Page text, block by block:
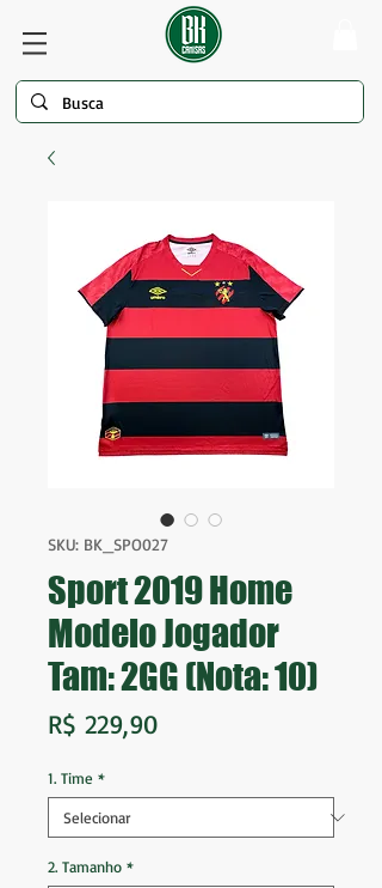
SKU: BK_SPO027
Sport 2019 Home
Modelo Jogador
Tam: 2GG (Nota: 10)
R$ 229,90Preço
1. Time *
2. Tamanho *